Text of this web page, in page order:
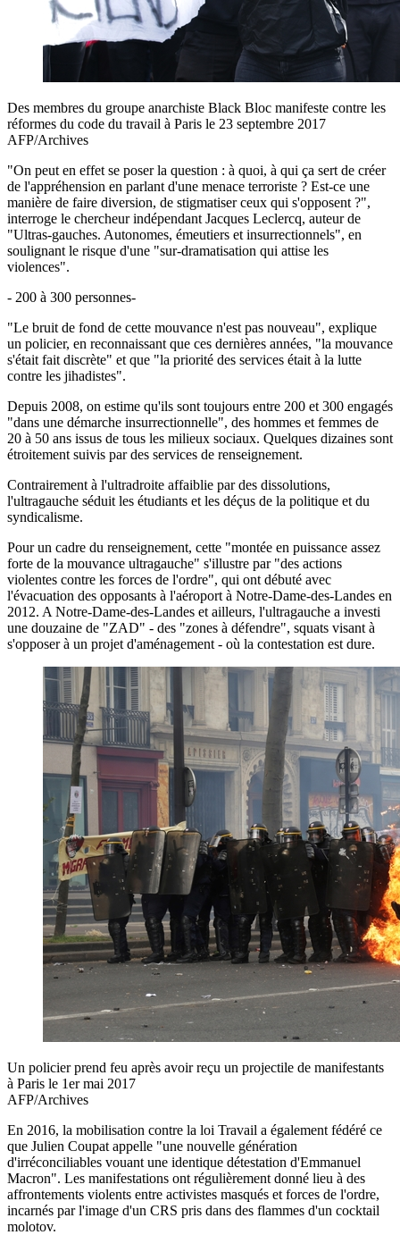
Des membres du groupe anarchiste Black Bloc manifeste contre les
réformes du code du travail à Paris le 23 septembre 2017
AFP/Archives
"On peut en effet se poser la question : à quoi, à qui ça sert de créer
de l'appréhension en parlant d'une menace terroriste ? Est-ce une
manière de faire diversion, de stigmatiser ceux qui s'opposent ?",
interroge le chercheur indépendant Jacques Leclercq, auteur de
"Ultras-gauches. Autonomes, émeutiers et insurrectionnels", en
soulignant le risque d'une "sur-dramatisation qui attise les
violences".
- 200 à 300 personnes-
"Le bruit de fond de cette mouvance n'est pas nouveau", explique
un policier, en reconnaissant que ces dernières années, "la mouvance
s'était fait discrète" et que "la priorité des services était à la lutte
contre les jihadistes".
Depuis 2008, on estime qu'ils sont toujours entre 200 et 300 engagés
"dans une démarche insurrectionnelle", des hommes et femmes de
20 à 50 ans issus de tous les milieux sociaux. Quelques dizaines sont
étroitement suivis par des services de renseignement.
Contrairement à l'ultradroite affaiblie par des dissolutions,
l'ultragauche séduit les étudiants et les déçus de la politique et du
syndicalisme.
Pour un cadre du renseignement, cette "montée en puissance assez
forte de la mouvance ultragauche" s'illustre par "des actions
violentes contre les forces de l'ordre", qui ont débuté avec
l'évacuation des opposants à l'aéroport à Notre-Dame-des-Landes en
2012. A Notre-Dame-des-Landes et ailleurs, l'ultragauche a investi
une douzaine de "ZAD" - des "zones à défendre", squats visant à
s'opposer à un projet d'aménagement - où la contestation est dure.
Un policier prend feu après avoir reçu un projectile de manifestants
à Paris le 1er mai 2017
AFP/Archives
En 2016, la mobilisation contre la loi Travail a également fédéré ce
que Julien Coupat appelle "une nouvelle génération
d'irréconciliables vouant une identique détestation d'Emmanuel
Macron". Les manifestations ont régulièrement donné lieu à des
affrontements violents entre activistes masqués et forces de l'ordre,
incarnés par l'image d'un CRS pris dans des flammes d'un cocktail
molotov.